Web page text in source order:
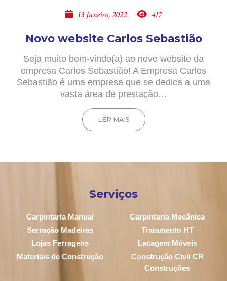
13 Janeiro, 2022 417
Novo website Carlos Sebastião
Seja muito bem-vindo(a) ao novo website da
empresa Carlos Sebastião! A Empresa Carlos
Sebastião é uma empresa que se dedica a uma
vasta área de prestação…
LER MAIS
Serviços
Carpintaria Manual
Carpintaria Mecânica
Serração Madeiras
Tratamento HT
Lojas Ferragens
Lacagem Móveis
Materiais de Construção
Construção Civil CR
Construções